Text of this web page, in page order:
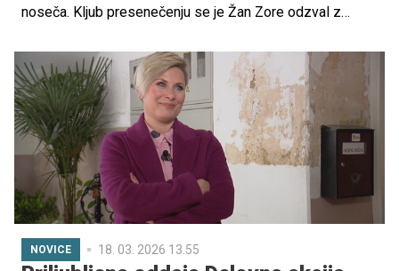
noseča. Kljub presenečenju se je Žan Zore odzval z
NOVICE 18. 03. 2026 13.55